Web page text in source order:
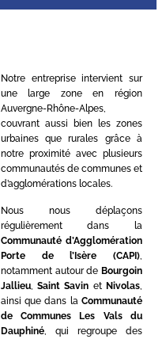
Notre entreprise intervient sur
une large zone en région
Auvergne-Rhône-Alpes,
couvrant aussi bien les zones
urbaines que rurales grâce à
notre proximité avec plusieurs
communautés de communes et
d’agglomérations locales.
Nous nous déplaçons
régulièrement dans la
Communauté d’Agglomération
Porte de l’Isère (CAPI)
notamment autour de Bourgoin
Jallieu,Saint Savin et Nivolas
ainsi que dans la Communauté
de Communes Les Vals du
Dauphiné, qui regroupe des